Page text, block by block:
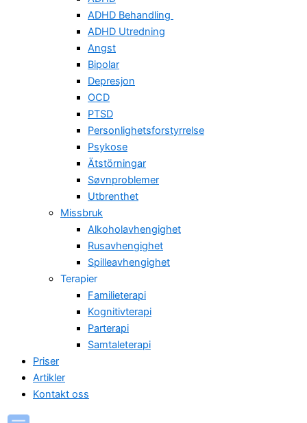
ADHD Behandling
ADHD Utredning
Angst
Bipolar
Depresjon
OCD
PTSD
Personlighetsforstyrrelse
Psykose
Ätstörningar
Søvnproblemer
Utbrenthet
Missbruk
Alkoholavhengighet
Rusavhengighet
Spilleavhengighet
Terapier
Familieterapi
Kognitivterapi
Parterapi
Samtaleterapi
Priser
Artikler
Kontakt oss